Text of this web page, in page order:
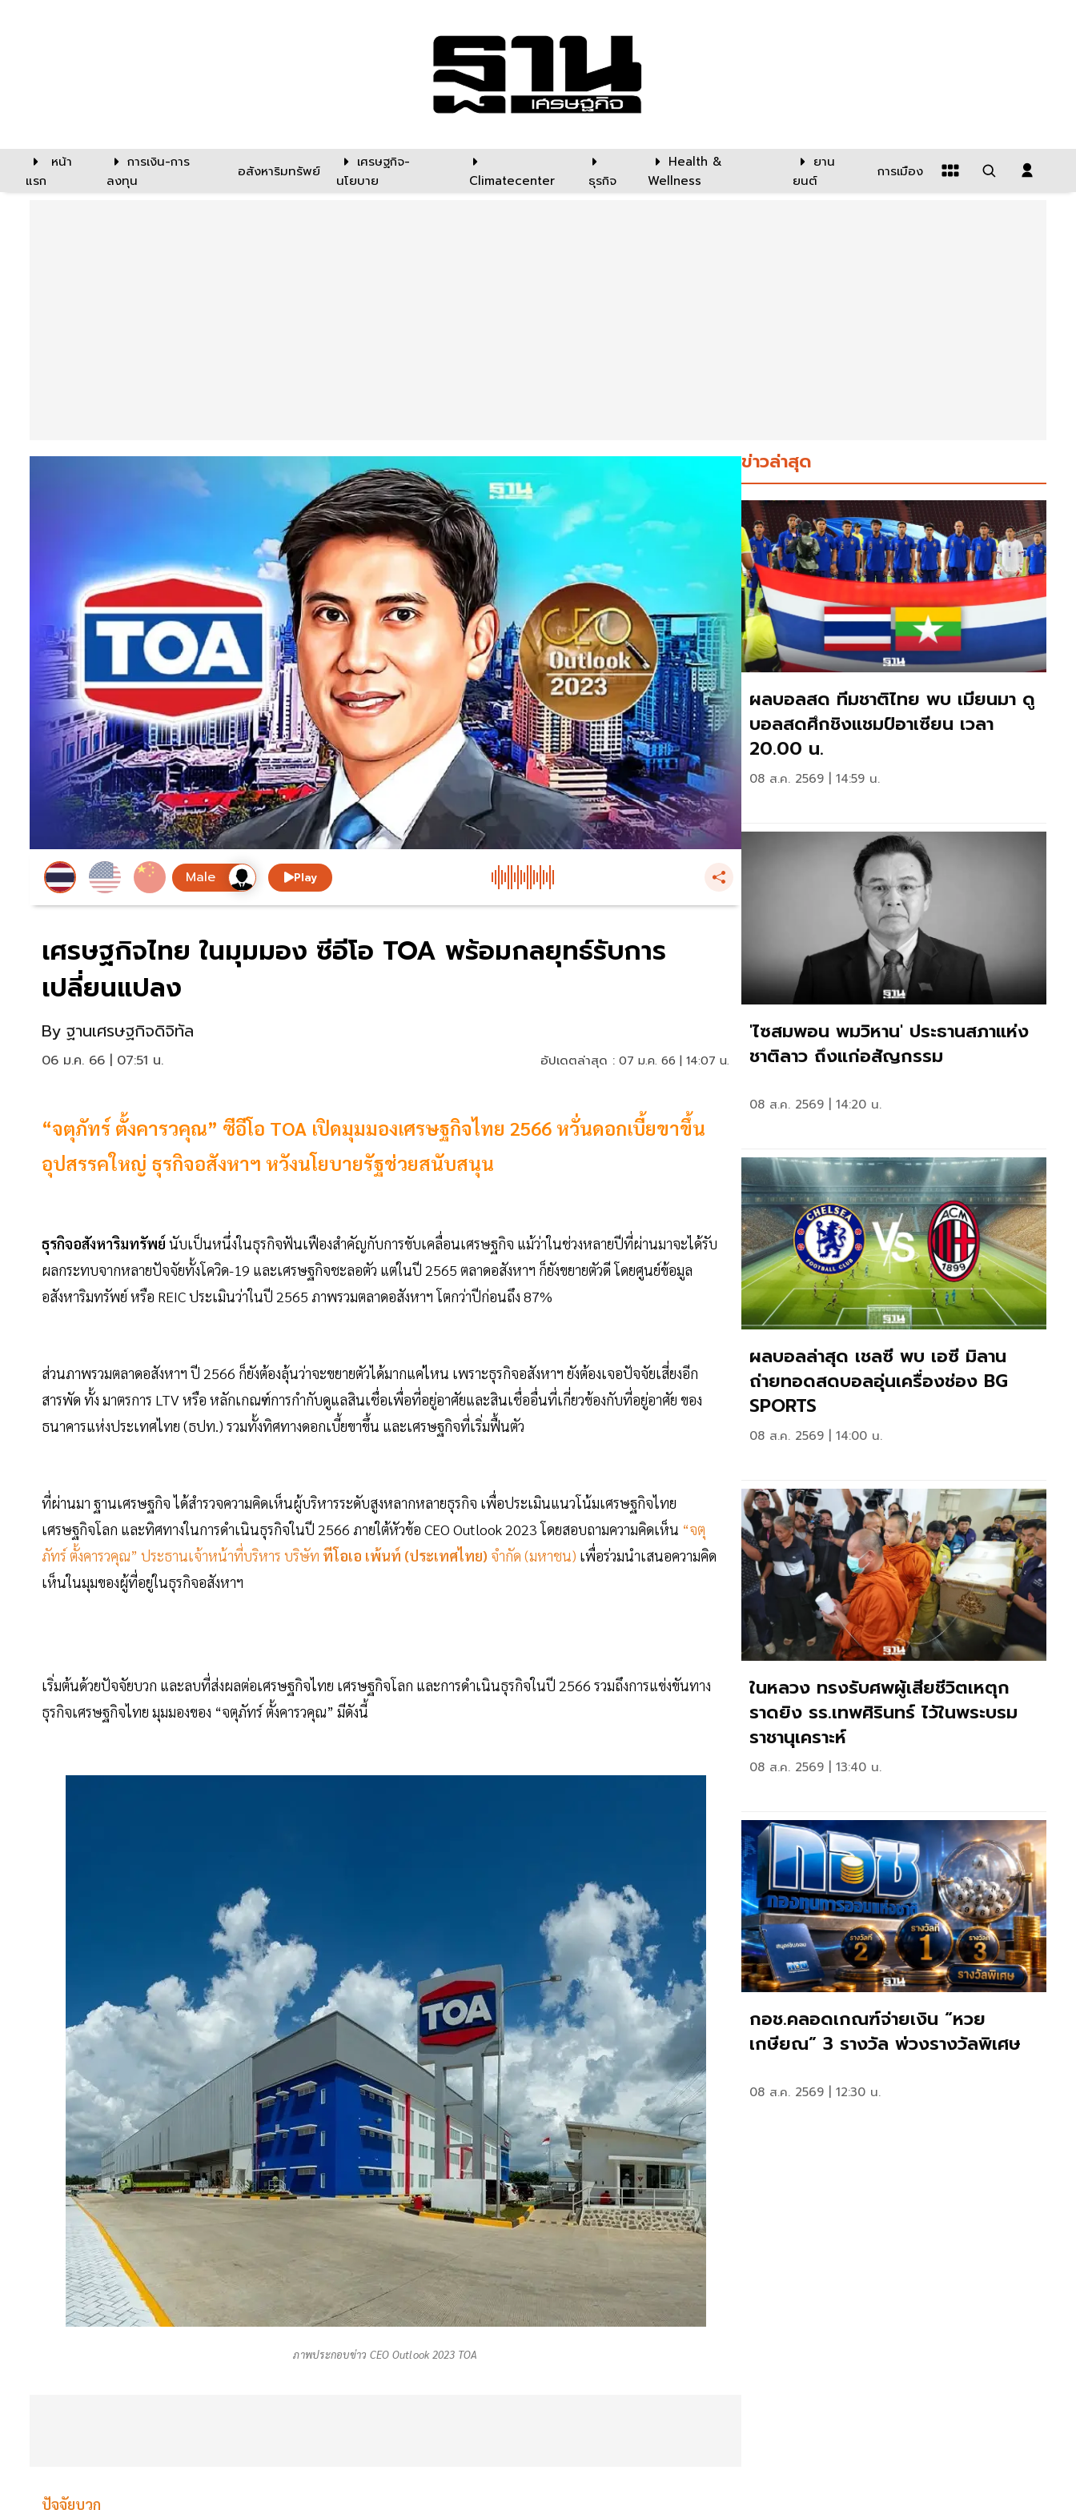
หน้า
แรก
การเงิน-การ
ลงทุน
อสังหาริมทรัพย์
เศรษฐกิจ-
นโยบาย
Climatecenter ธุรกิจ
Health &
Wellness
ยาน
ยนต์
การเมือง
Play
เศรษฐกิจไทย ในมุมมอง ซีอีโอ TOA พร้อมกลยุทธ์รับการ
เปลี่ยนแปลง
By ฐานเศรษฐกิจดิจิทัล
06 ม.ค. 66 | 07:51 น. อัปเดตล่าสุด : 07 ม.ค. 66 | 14:07 น.
“จตุภัทร์ ตั้งคารวคุณ” ซีอีโอ TOA เปิดมุมมองเศรษฐกิจไทย 2566 หวั่นดอกเบี้ยขาขึ้น
อุปสรรคใหญ่ ธุรกิจอสังหาฯ หวังนโยบายรัฐช่วยสนับสนุน
ธุรกิจอสังหาริมทรัพย์ นับเป็นหนึ่งในธุรกิจฟันเฟืองสำคัญกับการขับเคลื่อนเศรษฐกิจ แม้ว่าในช่วงหลายปีที่ผ่านมาจะได้รับ
ผลกระทบจากหลายปัจจัยทั้งโควิด-19 และเศรษฐกิจชะลอตัว แต่ในปี 2565 ตลาดอสังหาฯ ก็ยังขยายตัวดี โดยศูนย์ข้อมูล
อสังหาริมทรัพย์ หรือ REIC ประเมินว่าในปี 2565 ภาพรวมตลาดอสังหาฯ โตกว่าปีก่อนถึง 87%
ส่วนภาพรวมตลาดอสังหาฯ ปี 2566 ก็ยังต้องลุ้นว่าจะขยายตัวได้มากแค่ไหน เพราะธุรกิจอสังหาฯ ยังต้องเจอปัจจัยเสี่ยงอีก
สารพัด ทั้ง มาตรการ LTV หรือ หลักเกณฑ์การกำกับดูแลสินเชื่อเพื่อที่อยู่อาศัยและสินเชื่ออื่นที่เกี่ยวข้องกับที่อยู่อาศัย ของ
ธนาคารแห่งประเทศไทย (ธปท.) รวมทั้งทิศทางดอกเบี้ยขาขึ้น และเศรษฐกิจที่เริ่มฟื้นตัว
ที่ผ่านมา ฐานเศรษฐกิจ ได้สำรวจความคิดเห็นผู้บริหารระดับสูงหลากหลายธุรกิจ เพื่อประเมินแนวโน้มเศรษฐกิจไทย
เศรษฐกิจโลก และทิศทางในการดำเนินธุรกิจในปี 2566 ภายใต้หัวข้อ CEO Outlook 2023 โดยสอบถามความคิดเห็น “จตุ
ภัทร์ ตั้งคารวคุณ” ประธานเจ้าหน้าที่บริหาร บริษัท ทีโอเอ เพ้นท์ (ประเทศไทย) จำกัด (มหาชน) เพื่อร่วมนำเสนอความคิด
เห็นในมุมของผู้ที่อยู่ในธุรกิจอสังหาฯ
เริ่มต้นด้วยปัจจัยบวก และลบที่ส่งผลต่อเศรษฐกิจไทย เศรษฐกิจโลก และการดำเนินธุรกิจในปี 2566 รวมถึงการแข่งขันทาง
ธุรกิจเศรษฐกิจไทย มุมมองของ “จตุภัทร์ ตั้งคารวคุณ” มีดังนี้
ภาพประกอบข่าว CEO Outlook 2023 TOA
ปัจจัยบวก
ข่าวล่าสุด
ผลบอลสด ทีมชาติไทย พบ เมียนมา ดู
บอลสดศึกชิงแชมป์อาเซียน เวลา
20.00 น.
08 ส.ค. 2569 | 14:59 น.
'ไซสมพอน พมวิหาน' ประธานสภาแห่ง
ชาติลาว ถึงแก่อสัญกรรม
08 ส.ค. 2569 | 14:20 น.
ผลบอลล่าสุด เชลซี พบ เอซี มิลาน
ถ่ายทอดสดบอลอุ่นเครื่องช่อง BG
SPORTS
08 ส.ค. 2569 | 14:00 น.
ในหลวง ทรงรับศพผู้เสียชีวิตเหตุก
ราดยิง รร.เทพศิรินทร์ ไว้ในพระบรม
ราชานุเคราะห์
08 ส.ค. 2569 | 13:40 น.
กอช.คลอดเกณฑ์จ่ายเงิน “หวย
เกษียณ” 3 รางวัล พ่วงรางวัลพิเศษ
08 ส.ค. 2569 | 12:30 น.